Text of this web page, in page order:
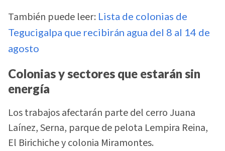
También puede leer: Lista de colonias de
Tegucigalpa que recibirán agua del 8 al 14 de
agosto
Colonias y sectores que estarán sin
energía
Los trabajos afectarán parte del cerro Juana
Laínez, Serna, parque de pelota Lempira Reina,
El Birichiche y colonia Miramontes.